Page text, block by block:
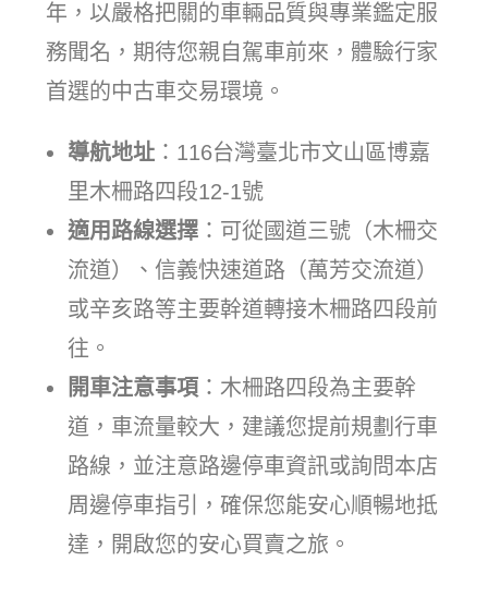
年，以嚴格把關的車輛品質與專業鑑定服
務聞名，期待您親自駕車前來，體驗行家
首選的中古車交易環境。
導航地址 ：116台灣臺北市文山區博嘉
里木柵路四段12-1號
適用路線選擇 ：可從國道三號（木柵交
流道）、信義快速道路（萬芳交流道）
或辛亥路等主要幹道轉接木柵路四段前
往。
開車注意事項 ：木柵路四段為主要幹
道，車流量較大，建議您提前規劃行車
路線，並注意路邊停車資訊或詢問本店
周邊停車指引，確保您能安心順暢地抵
達，開啟您的安心買賣之旅。